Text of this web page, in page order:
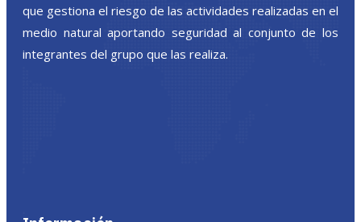
que gestiona el riesgo de las actividades realizadas en el
medio natural aportando seguridad al conjunto de los
integrantes del grupo que las realiza.